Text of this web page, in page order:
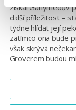
získal Ganymedův
další příležitost –
týdne hlídat její
zatímco ona bude
však skrývá
Groverem budou